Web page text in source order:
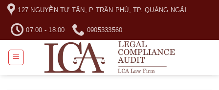
Skip
content
127 NGUYỄN TỰ TÂN, P TRẦN PHÚ, TP. QUẢNG NGÃI
07:00 - 18:00 0905333560